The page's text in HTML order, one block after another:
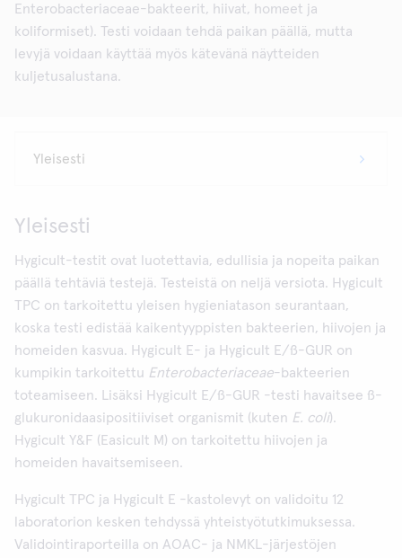
Enterobacteriaceae-bakteerit, hiivat, homeet ja
koliformiset). Testi voidaan tehdä paikan päällä, mutta
levyjä voidaan käyttää myös kätevänä näytteiden
kuljetusalustana.
Yleisesti
Hygicult-testit ovat luotettavia, edullisia ja nopeita paikan
päällä tehtäviä testejä. Testeistä on neljä versiota. Hygicult
TPC on tarkoitettu yleisen hygieniatason seurantaan,
koska testi edistää kaikentyyppisten bakteerien, hiivojen ja
homeiden kasvua. Hygicult E- ja Hygicult E/ß-GUR on
kumpikin tarkoitettu Enterobacteriaceae-bakteerien
toteamiseen. Lisäksi Hygicult E/ß-GUR -testi havaitsee ß-
glukuronidaasipositiiviset organismit (kuten E. coli).
Hygicult Y&F (Easicult M) on tarkoitettu hiivojen ja
homeiden havaitsemiseen.
Hygicult TPC ja Hygicult E -kastolevyt on validoitu 12
laboratorion kesken tehdyssä yhteistyötutkimuksessa.
Validointiraporteilla on AOAC- ja NMKL-järjestöjen